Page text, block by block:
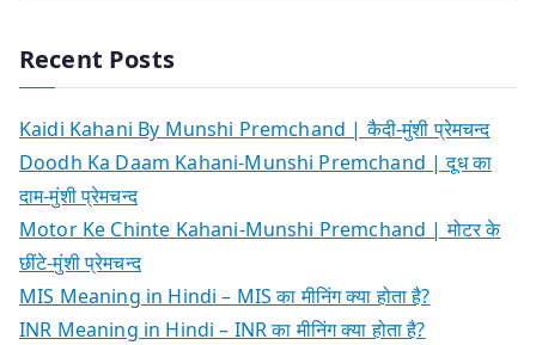
Recent Posts
Kaidi Kahani By Munshi Premchand | कैदी-मुंशी प्रेमचन्द
Doodh Ka Daam Kahani-Munshi Premchand | दूध का
दाम-मुंशी प्रेमचन्द
Motor Ke Chinte Kahani-Munshi Premchand | मोटर के
छींटे-मुंशी प्रेमचन्द
MIS Meaning in Hindi – MIS का मीनिंग क्या होता है?
INR Meaning in Hindi – INR का मीनिंग क्या होता है?